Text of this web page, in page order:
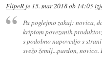
FlipeR je 15. mar 2018 ob 14:05
Pa poglejmo zakaj: novica,
kriptom povezanih
s podobno napovedjo s
svežo žemlj...pardon,